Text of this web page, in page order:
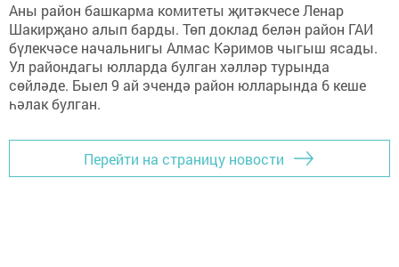
Аны район башкарма комитеты җитәкчесе Ленар
Шакирҗано алып барды. Төп доклад белән район ГАИ
бүлекчәсе начальнигы Алмас Кәримов чыгыш ясады.
Ул райондагы юлларда булган хәлләр турында
сөйләде. Быел 9 ай эчендә район юлларында 6 кеше
һәлак булган.
Перейти на страницу новости